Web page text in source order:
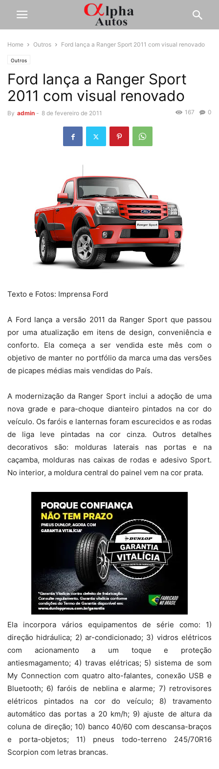
Home Outros Ford lança a Ranger Sport 2011 com visual renovado
Outros
Ford lança a Ranger Sport
2011 com visual renovado
By admin - 8 de fevereiro de 2011 0
167
Texto e Fotos: Imprensa Ford
A Ford lança a versão 2011 da Ranger Sport que passou
por uma atualização em itens de design, conveniência e
conforto. Ela começa a ser vendida este mês com o
objetivo de manter no portfólio da marca uma das versões
de picapes médias mais vendidas do País.
A modernização da Ranger Sport inclui a adoção de uma
nova grade e para-choque dianteiro pintados na cor do
veículo. Os faróis e lanternas foram escurecidos e as rodas
de liga leve pintadas na cor cinza. Outros detalhes
decorativos são: molduras laterais nas portas e na
caçamba, molduras nas caixas de rodas e adesivo Sport.
No interior, a moldura central do painel vem na cor prata.
Ela incorpora vários equipamentos de série como: 1)
direção hidráulica; 2) ar-condicionado; 3) vidros elétricos
com acionamento a um toque e proteção
antiesmagamento; 4) travas elétricas; 5) sistema de som
My Connection com quatro alto-falantes, conexão USB e
Bluetooth; 6) faróis de neblina e alarme; 7) retrovisores
elétricos pintados na cor do veículo; 8) travamento
automático das portas a 20 km/h; 9) ajuste de altura da
coluna de direção; 10) banco 40/60 com descansa-braços
e porta-objetos; 11) pneus todo-terreno 245/70R16
Scorpion com letras brancas.